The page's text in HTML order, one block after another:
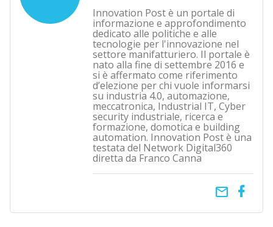
Innovation Post è un portale di
informazione e approfondimento
dedicato alle politiche e alle
tecnologie per l'innovazione nel
settore manifatturiero. Il portale è
nato alla fine di settembre 2016 e
si è affermato come riferimento
d’elezione per chi vuole informarsi
su industria 4.0, automazione,
meccatronica, Industrial IT, Cyber
security industriale, ricerca e
formazione, domotica e building
automation. Innovation Post è una
testata del Network Digital360
diretta da Franco Canna
email